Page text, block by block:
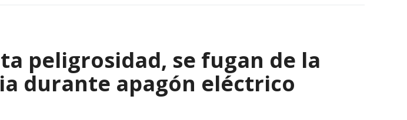
peligrosidad, se fugan de la
durante apagón eléctrico